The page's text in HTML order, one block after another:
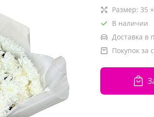
Размер: 35 ×
В наличии
Доставка в
Покупок за